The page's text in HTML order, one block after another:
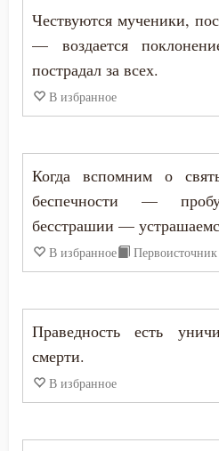
Чествуются мученики,
— воздается
пострадал за всех.
В избранное
Когда вспомним о
беспечности —
бесстрашии —
В избранное Первоисточник
Праведность есть
смерти.
В избранное